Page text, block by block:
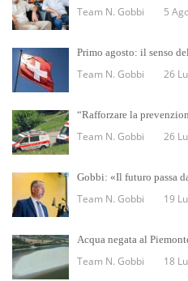
Team N. Gobbi 5
Primo agosto: il senso
Team N. Gobbi 26
“Rafforzare la
Team N. Gobbi 26
Gobbi: «Il futuro passa
Team N. Gobbi 19
Acqua negata al
Team N. Gobbi 18